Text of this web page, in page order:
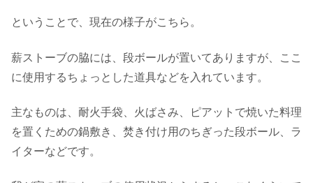
ということで、現在の様子がこちら。
薪ストーブの脇には、段ボールが置いてありますが、ここ
に使用するちょっとした道具などを入れています。
主なものは、耐火手袋、火ばさみ、ピアットで焼いた料理
を置くための鍋敷き、焚き付け用のちぎった段ボール、ラ
イターなどです。